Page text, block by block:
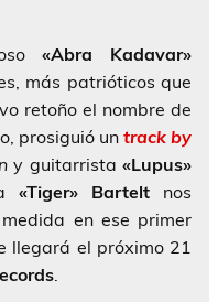
«Abra Kadavar»
más patrióticos que
retoño el nombre de
prosiguió un track by
y guitarrista«Lupus»
«Tiger» Bartelt nos
en ese primer
llegará el próximo 21